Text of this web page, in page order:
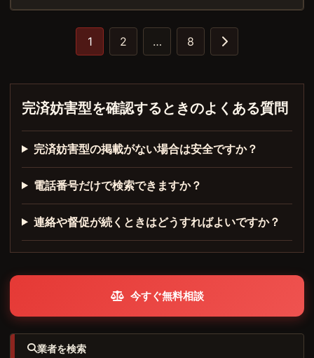
1 2 … 8
完済妨害型を確認するときのよくある質問
完済妨害型の掲載がない場合は安全ですか？
電話番号だけで検索できますか？
連絡や督促が続くときはどうすればよいですか？
今すぐ無料相談
業者を検索